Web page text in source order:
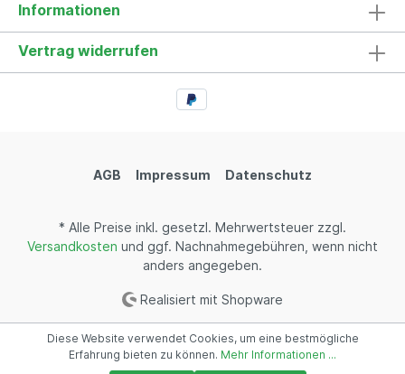
Informationen
Vertrag widerrufen
AGB Impressum Datenschutz
* Alle Preise inkl. gesetzl. Mehrwertsteuer zzgl.
Versandkosten und ggf. Nachnahmegebühren, wenn nicht
anders angegeben.
Realisiert mit Shopware
Diese Website verwendet Cookies, um eine bestmögliche
Erfahrung bieten zu können. Mehr Informationen ...